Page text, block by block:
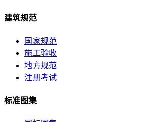
建筑规范
国家规范
施工验收
地方规范
注册考试
标准图集